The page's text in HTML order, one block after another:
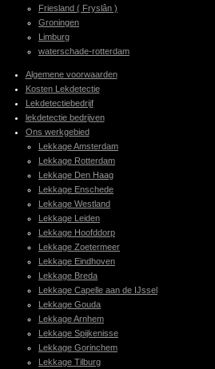
Friesland ( Fryslân )
Groningen
Limburg
waterschade-rotterdam
Algemene voorwaarden
Kosten Lekdetectie
Lekdetectiebedrijf
lekdetectie bedrijven
Ons werkgebied
Lekkage Amsterdam
Lekkage Rotterdam
Lekkage Den Haag
Lekkage Enschede
Lekkage Westland
Lekkage Leiden
Lekkage Hoofddorp
Lekkage Zoetermeer
Lekkage Eindhoven
Lekkage Breda
Lekkage Capelle aan de IJssel
Lekkage Gouda
Lekkage Arnhem
Lekkage Spijkenisse
Lekkage Gorinchem
Lekkage Tilburg